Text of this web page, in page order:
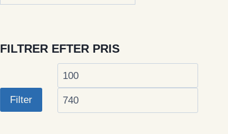
FILTRER EFTER PRIS
Mindste
Filter